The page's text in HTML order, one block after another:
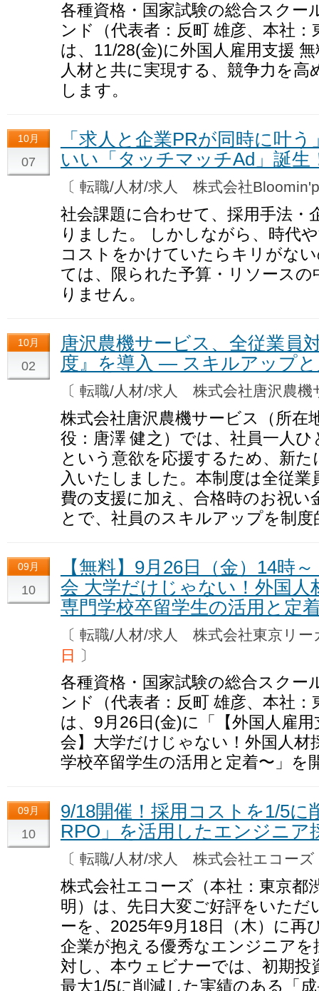
各種資格・国家試験の総合スクー
ンド（代表者：反町 雄彦、本社
は、11/28(金)に外国人雇用支援
人材と共に実現する、競争力を
します。
10月
07
「求人と企業PRが同時に叶
いい「タッチマッチAd」誕生
〔 転職/人材/求人 株式会社
社会課題に合わせて、採用手法・
りました。 しかしながら、時代
コストをかけていたらキリがな
ては、限られた予算・リソース
りません。
10月
02
唐沢農機サービス、全従業員
度』を導入 ― スキルアップ
〔 転職/人材/求人 株式会社唐沢農
株式会社唐沢農機サービス（所在
役：唐澤 健之）では、社員一人
という意欲を応援するため、新
入いたしました。本制度は全従
費の支援に加え、合格時のお祝い
とで、社員のスキルアップを制
09月
10
【無料】9月26日（金）14
会 大学だけじゃない！外国人
専門学校卒留学生の活用と定
〔 転職/人材/求人 株式会社東京リ
日 〕
各種資格・国家試験の総合スクー
ンド（代表者：反町 雄彦、本社
は、9月26日(金)に「【外国人雇
会】大学だけじゃない！外国人
学校卒留学生の活用と定着〜」を
09月
10
9/18開催！採用コストを1/5に
RPO」を活用したエンジニア
〔 転職/人材/求人 株式会社エコー
株式会社エコーズ（本社：東京都
明）は、先日大変ご好評をいた
ーを、2025年9月18日（木）に再
企業が抱える優秀なエンジニア
対し、本ウェビナーでは、初期
最大1/5に削減した実績のある「